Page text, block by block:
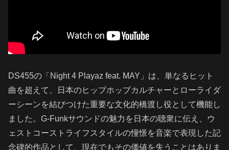
DS455の「Night 4 Playaz feat. MAY」は、単なるヒット
曲を超えて、日本のヒップホップカルチャーとローライダ
ーシーンを結びつけた重要な文化的橋渡し役として機能し
ました。G-Funkサウンドの魅力を日本の聴衆に伝え、ウ
ェストコーストライフスタイルの憧憬を音楽で表現した記
念碑的作品として、現在でもその価値を失うことはありま